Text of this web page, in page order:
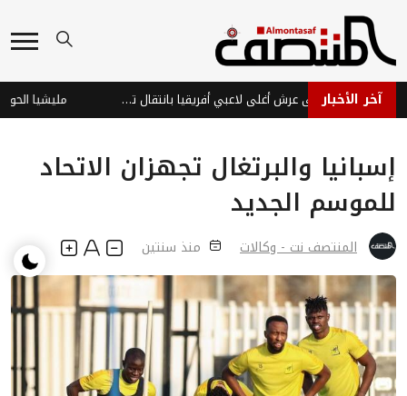
آخر الأخبار ديوماندي يتربع على عرش أغلى لاعبي أفريقيا بانتقال تاريخي لريال مدريد
إسبانيا والبرتغال تجهزان الاتحاد
للموسم الجديد
المنتصف نت - وكالات منذ سنتين